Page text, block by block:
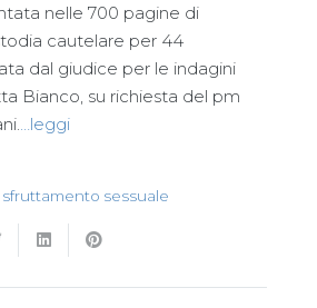
nelle 700 pagine di
cautelare per 44
dal giudice per le indagini
Bianco, su richiesta del pm
…leggi
sfruttamento sessuale